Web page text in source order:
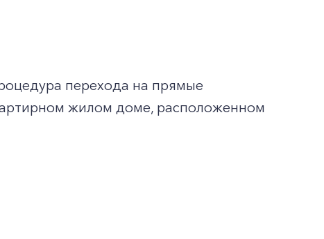
перехода на прямые
жилом доме, расположенном